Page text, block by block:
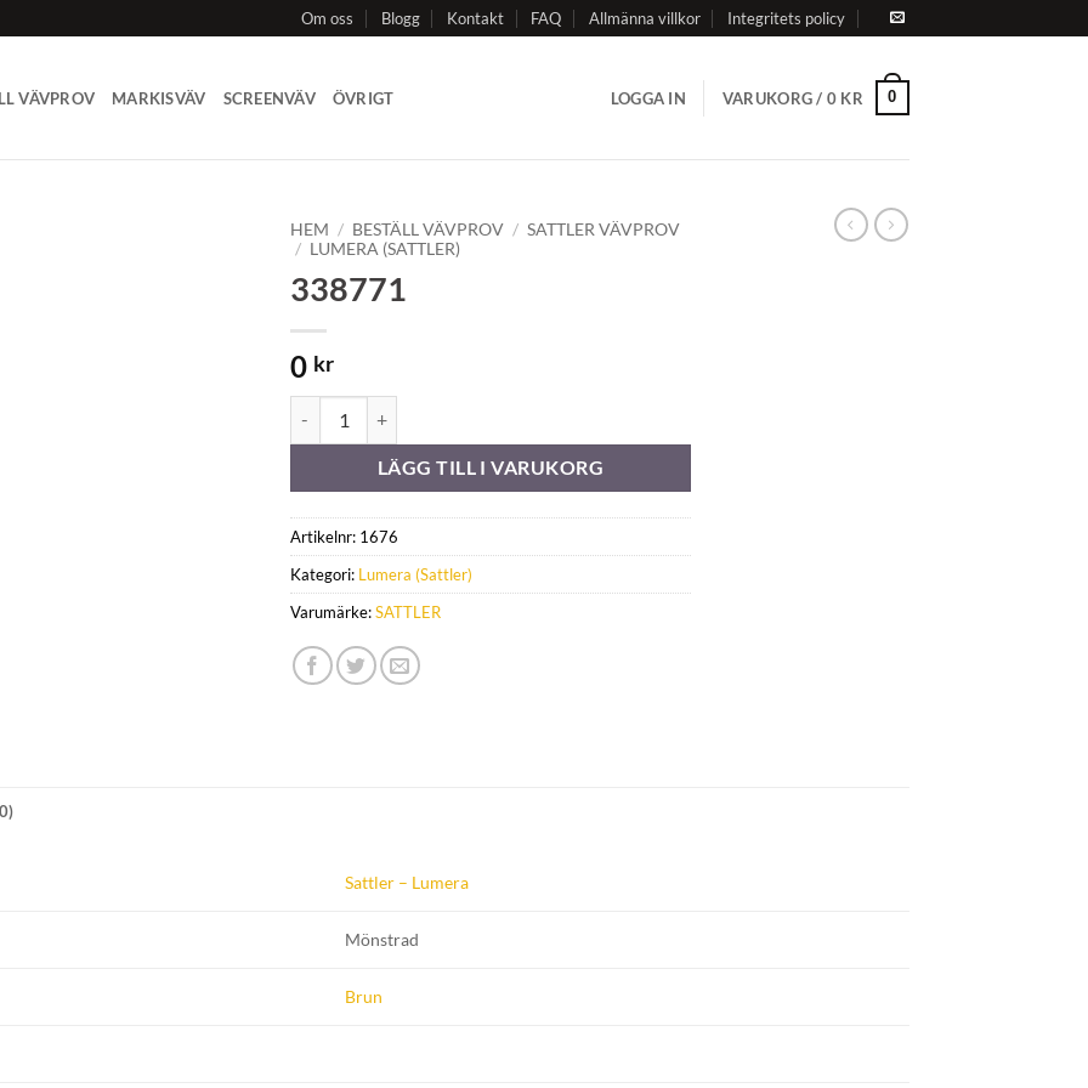
Om oss Blogg Kontakt FAQ Allmänna villkor Integritets policy
VÄVPROV MARKISVÄV SCREENVÄV ÖVRIGT LOGGA IN VARUKORG / 0 KR 0
HEM / BESTÄLL VÄVPROV / SATTLER VÄVPROV
/ LUMERA (SATTLER)
338771
0 kr
LÄGG TILL I VARUKORG
Artikelnr: 1676
Kategori: Lumera (Sattler)
Varumärke:SATTLER
Sattler – Lumera
Mönstrad
Brun